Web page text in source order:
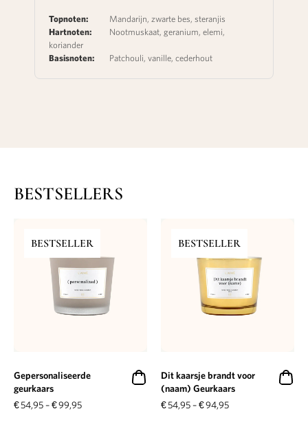
Topnoten:
Mandarijn, zwarte bes, steranjis
Hartnoten:
Nootmuskaat, geranium, elemi,
koriander
Basisnoten:
Patchouli, vanille, cederhout
BESTSELLERS
BESTSELLER
Gepersonaliseerde
geurkaars
€54,95–€99,95
BESTSELLER
Dit kaarsje brandt voor
(naam) Geurkaars
€54,95–€94,95